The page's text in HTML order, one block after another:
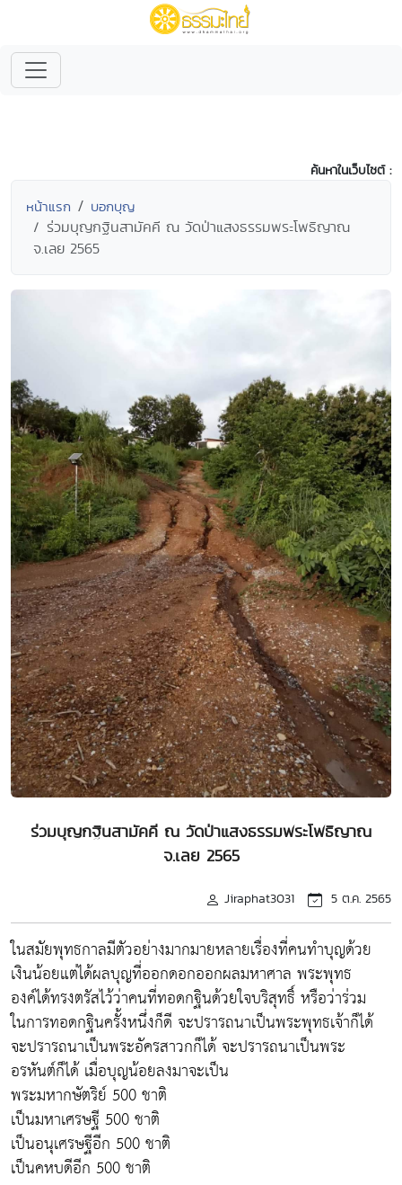
ค้นหาในเว็บไซต์ :
หน้าแรก บอกบุญ
ร่วมบุญกฐินสามัคคี ณ วัดป่าแสงธรรมพระโพธิญาณ
จ.เลย 2565
ร่วมบุญกฐินสามัคคี ณ วัดป่าแสงธรรมพระโพธิญาณ
จ.เลย 2565
Jiraphat3031 5 ต.ค. 2565
ในสมัยพุทธกาลมีตัวอย่างมากมายหลายเรื่องที่คนทำบุญด้วย
เงินน้อยแต่ได้ผลบุญที่ออกดอกออกผลมหาศาล พระพุทธ
องค์ได้ทรงตรัสไว้ว่าคนที่ทอดกฐินด้วยใจบริสุทธิ์ หรือว่าร่วม
ในการทอดกฐินครั้งหนึ่งก็ดี จะปรารถนาเป็นพระพุทธเจ้าก็ได้
จะปรารถนาเป็นพระอัครสาวกก็ได้ จะปรารถนาเป็นพระ
อรหันต์ก็ได้ เมื่อบุญน้อยลงมาจะเป็น
พระมหากษัตริย์ 500 ชาติ
เป็นมหาเศรษฐี 500 ชาติ
เป็นอนุเศรษฐีอีก 500 ชาติ
เป็นคหบดีอีก 500 ชาติ